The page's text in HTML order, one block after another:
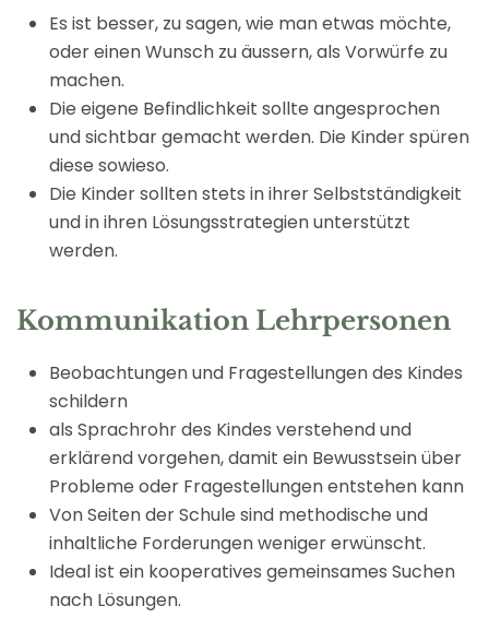
Es ist besser, zu sagen, wie man etwas möchte,
oder einen Wunsch zu äussern, als Vorwürfe zu
machen.
Die eigene Befindlichkeit sollte angesprochen
und sichtbar gemacht werden. Die Kinder spüren
diese sowieso.
Die Kinder sollten stets in ihrer Selbstständigkeit
und in ihren Lösungsstrategien unterstützt
werden.
Kommunikation Lehrpersonen
Beobachtungen und Fragestellungen des Kindes
schildern
als Sprachrohr des Kindes verstehend und
erklärend vorgehen, damit ein Bewusstsein über
Probleme oder Fragestellungen entstehen kann
Von Seiten der Schule sind methodische und
inhaltliche Forderungen weniger erwünscht.
Ideal ist ein kooperatives gemeinsames Suchen
nach Lösungen.